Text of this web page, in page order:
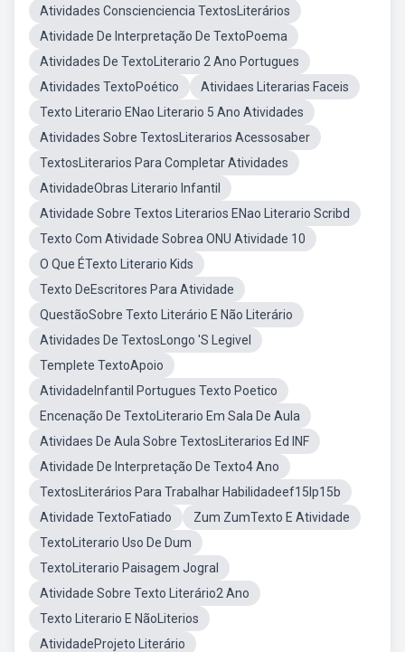
Atividades Conscienciencia TextosLiterários
Atividade De Interpretação De TextoPoema
Atividades De TextoLiterario 2 Ano Portugues
Atividades TextoPoético
Atividaes Literarias Faceis
Texto Literario ENao Literario 5 Ano Atividades
Atividades Sobre TextosLiterarios Acessosaber
TextosLiterarios Para Completar Atividades
AtividadeObras Literario Infantil
Atividade Sobre Textos Literarios ENao Literario Scribd
Texto Com Atividade Sobrea ONU Atividade 10
O Que ÉTexto Literario Kids
Texto DeEscritores Para Atividade
QuestãoSobre Texto Literário E Não Literário
Atividades De TextosLongo 'S Legivel
Templete TextoApoio
AtividadeInfantil Portugues Texto Poetico
Encenação De TextoLiterario Em Sala De Aula
Atividaes De Aula Sobre TextosLiterarios Ed INF
Atividade De Interpretação De Texto4 Ano
TextosLiterários Para Trabalhar Habilidadeef15lp15b
Atividade TextoFatiado
Zum ZumTexto E Atividade
TextoLiterario Uso De Dum
TextoLiterario Paisagem Jogral
Atividade Sobre Texto Literário2 Ano
Texto Literario E NãoLiterios
AtividadeProjeto Literário